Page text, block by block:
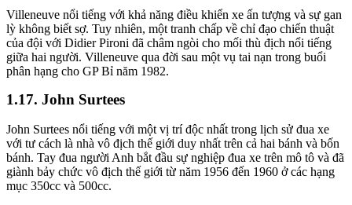
Villeneuve nổi tiếng với khả năng điều khiển xe ấn tượng và sự gan
lỳ không biết sợ. Tuy nhiên, một tranh chấp về chỉ đạo chiến thuật
của đội với Didier Pironi đã châm ngòi cho mối thù địch nổi tiếng
giữa hai người. Villeneuve qua đời sau một vụ tai nạn trong buổi
phân hạng cho GP Bỉ năm 1982.
John Surtees
John Surtees nổi tiếng với một vị trí độc nhất trong lịch sử đua xe
với tư cách là nhà vô địch thế giới duy nhất trên cả hai bánh và bốn
bánh. Tay đua người Anh bắt đầu sự nghiệp đua xe trên mô tô và đã
giành bảy chức vô địch thế giới từ năm 1956 đến 1960 ở các hạng
mục 350cc và 500cc.